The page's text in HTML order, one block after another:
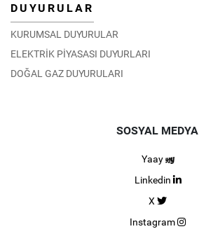
DUYURULAR
KURUMSAL DUYURULAR
ELEKTRİK PİYASASI DUYURLARI
DOĞAL GAZ DUYURULARI
SOSYAL MEDYA
Yaay
Linkedin
X
Instagram